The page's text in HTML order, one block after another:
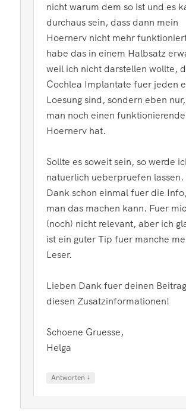
nicht warum dem so ist und es
durchaus sein, dass dann mein
Hoernerv nicht mehr
habe das in einem Halbsatz
weil ich nicht darstellen wollte,
Cochlea Implantate fuer jeden
Loesung sind, sondern eben
man noch einen
Hoernerv hat.
Sollte es soweit sein, so werde
natuerlich ueberpruefen lassen.
Dank schon einmal fuer die
man das machen kann. Fuer
(noch) nicht relevant, aber ich
ist ein guter Tip fuer manche
Leser.
Lieben Dank fuer deinen
diesen Zusatzinformationen!
Schoene Gruesse,
Helga
Antworten ↓